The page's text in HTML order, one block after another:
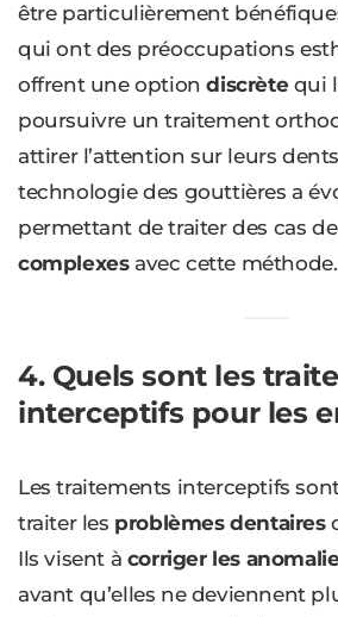
être particulièrement
qui ont des préoccupations
offrent une optiondiscrètequi
poursuivre un traitement
attirer l’attention sur leurs
technologie des gouttières a
permettant de traiter des cas
complexesavec cette méthode.
4. Quels sont les
interceptifs pour les
Les traitements interceptifs
traiter les problèmes dentaires
Ils visent à corriger les
avant qu’elles ne deviennent